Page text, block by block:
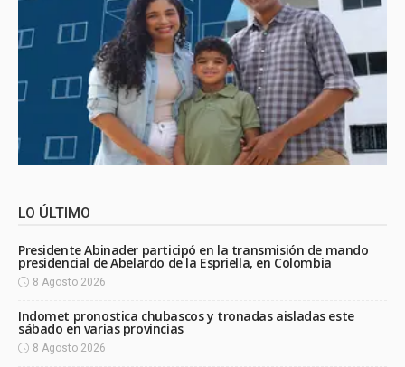
LO ÚLTIMO
Presidente Abinader participó en la transmisión de mando
presidencial de Abelardo de la Espriella, en Colombia
8 Agosto 2026
Indomet pronostica chubascos y tronadas aisladas este
sábado en varias provincias
8 Agosto 2026